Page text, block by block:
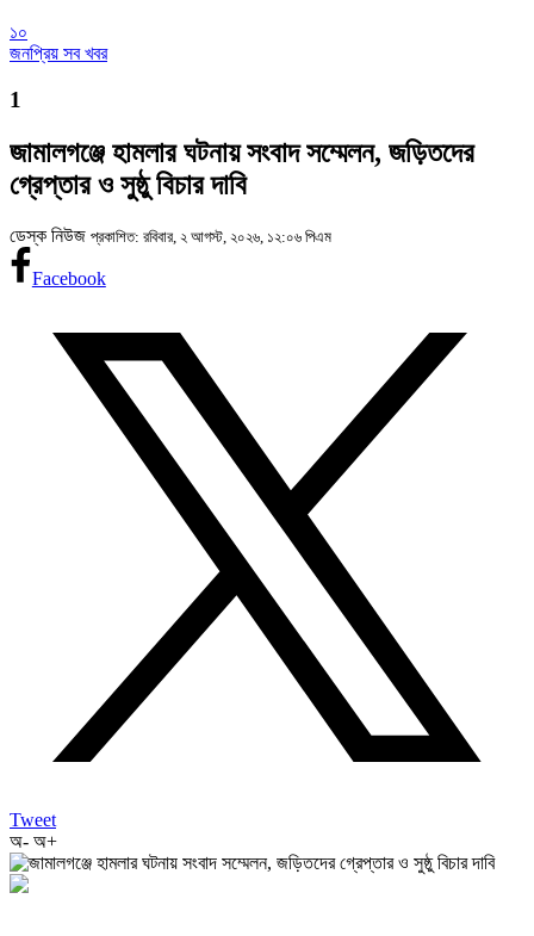
১০
জনপ্রিয় সব খবর
1
জামালগঞ্জে হামলার ঘটনায় সংবাদ সম্মেলন, জড়িতদের
গ্রেপ্তার ও সুষ্ঠু বিচার দাবি
ডেস্ক নিউজ প্রকাশিত: রবিবার, ২ আগস্ট, ২০২৬, ১২:০৬ পিএম
Facebook
Tweet
অ- অ+